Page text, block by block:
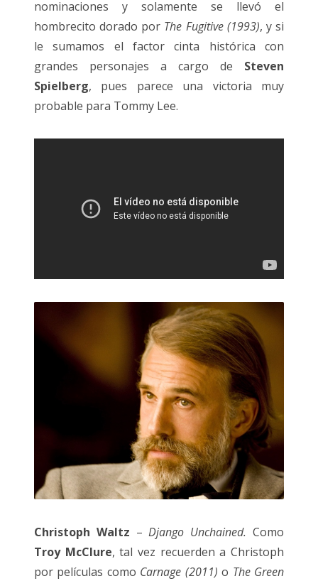
nominaciones y solamente se llevó el
hombrecito dorado por The Fugitive (1993), y si
le sumamos el factor cinta histórica con
grandes personajes a cargo de Steven
Spielberg, pues parece una victoria muy
probable para Tommy Lee.
Christoph Waltz –Django Unchained. Como
Troy McClure, tal vez recuerden a Christoph
por películas como Carnage (2011) o The Green